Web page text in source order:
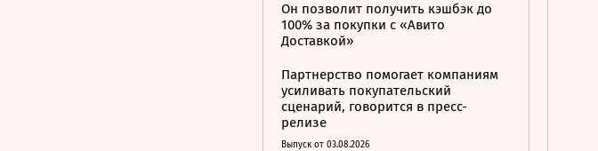
Он позволит получить кэшбэк до
100% за покупки с «Авито
Доставкой»
Партнерство помогает компаниям
усиливать покупательский
сценарий, говорится в пресс-
релизе
Выпуск от 03.08.2026